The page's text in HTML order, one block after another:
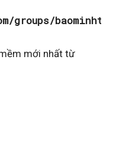
groups/
mới nhất từ